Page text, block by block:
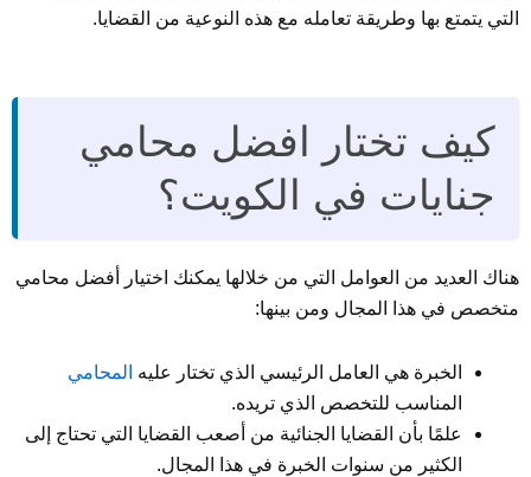
التي يتمتع بها وطريقة تعامله مع هذه النوعية من القضايا.
كيف تختار افضل محامي
جنايات في الكويت؟
هناك العديد من العوامل التي من خلالها يمكنك اختيار أفضل محامي
متخصص في هذا المجال ومن بينها:
الخبرة هي العامل الرئيسي الذي تختار عليه المحامي
المناسب للتخصص الذي تريده.
علمًا بأن القضايا الجنائية من أصعب القضايا التي تحتاج إلى
الكثير من سنوات الخبرة في هذا المجال.